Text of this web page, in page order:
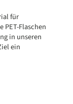
für
PET-Flaschen
in unseren
ein